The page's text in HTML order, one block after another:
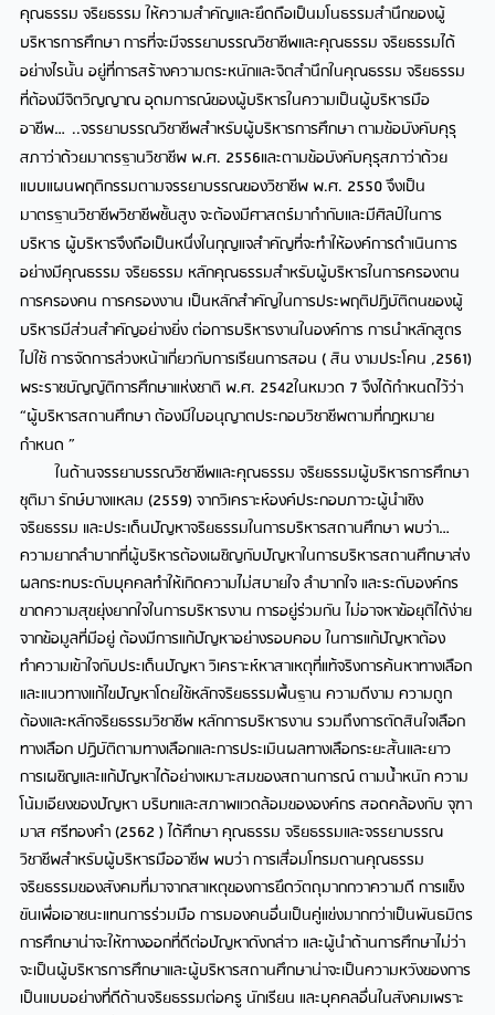
คุณธรรม จริยธรรม ให้ความสำคัญและยึดถือเป็นมโนธรรมสำนึกของผู้
บริหารการศึกษา การที่จะมีจรรยาบรรณวิชาชีพและคุณธรรม จริยธรรมได้
อย่างไรนั้น อยู่ที่การสร้างความตระหนักและจิตสำนึกในคุณธรรม จริยธรรม
ที่ต้องมีจิตวิญญาณ อุดมการณ์ของผู้บริหารในความเป็นผู้บริหารมือ
อาชีพ…..จรรยาบรรณวิชาชีพสำหรับผู้บริหารการศึกษา ตามข้อบังคับคุรุ
สภาว่าด้วยมาตรฐานวิชาชีพ พ.ศ. 2556และตามข้อบังคับคุรุสภาว่าด้วย
แบบแผนพฤติกรรมตามจรรยาบรรณของวิชาชีพ พ.ศ. 2550 จึงเป็น
มาตรฐานวิชาชีพวิชาชีพชั้นสูง จะต้องมีศาสตร์มากำกับและมีศิลป์ในการ
บริหาร ผู้บริหารจึงถือเป็นหนึ่งในกุญแจสำคัญที่จะทำให้องค์การดำเนินการ
อย่างมีคุณธรรม จริยธรรม หลักคุณธรรมสำหรับผู้บริหารในการครองตน
การครองคน การครองงาน เป็นหลักสำคัญในการประพฤติปฏิบัติตนของผู้
บริหารมีส่วนสำคัญอย่างยิ่ง ต่อการบริหารงานในองค์การ การนำหลักสูตร
ไปใช้ การจัดการล่วงหน้าเกี่ยวกับการเรียนการสอน ( สิน งามประโคน ,2561)
พระราชบัญญัติการศึกษาแห่งชาติ พ.ศ. 2542ในหมวด 7 จึงได้กำหนดไว้ว่า
“ผู้บริหารสถานศึกษา ต้องมีใบอนุญาตประกอบวิชาชีพตามที่กฎหมาย
กำหนด ”
ในด้านจรรยาบรรณวิชาชีพและคุณธรรม จริยธรรมผู้บริหารการศึกษา
ชุติมา รักษ์บางแหลม (2559) จากวิเคราะห์องค์ประกอบภาวะผู้นำเชิง
จริยธรรม และประเด็นปัญหาจริยธรรมในการบริหารสถานศึกษา พบว่า…
ความยากลำบากที่ผู้บริหารต้องเผชิญกับปัญหาในการบริหารสถานศึกษาส่ง
ผลกระทบระดับบุคคลทำให้เกิดความไม่สบายใจ ลำบากใจ และระดับองค์กร
ขาดความสุขยุ่งยากใจในการบริหารงาน การอยู่ร่วมกัน ไม่อาจหาข้อยุติได้ง่าย
จากข้อมูลที่มีอยู่ ต้องมีการแก้ปัญหาอย่างรอบคอบ ในการแก้ปัญหาต้อง
ทำความเข้าใจกับประเด็นปัญหา วิเคราะห์หาสาเหตุที่แท้จริงการค้นหาทางเลือก
และแนวทางแก้ไขปัญหาโดยใช้หลักจริยธรรมพื้นฐาน ความดีงาม ความถูก
ต้องและหลักจริยธรรมวิชาชีพ หลักการบริหารงาน รวมถึงการตัดสินใจเลือก
ทางเลือก ปฏิบัติตามทางเลือกและการประเมินผลทางเลือกระยะสั้นและยาว
การเผชิญและแก้ปัญหาได้อย่างเหมาะสมของสถานการณ์ ตามน้ำหนัก ความ
โน้มเอียงของปัญหา บริบทและสภาพแวดล้อมขององค์กร สอดคล้องกับ จุฑา
มาส ศรีทองคำ (2562 ) ได้ศึกษา คุณธรรม จริยธรรมและจรรยาบรรณ
วิชาชีพสำหรับผู้บริหารมืออาชีพ พบว่า การเสื่อมโทรมดานคุณธรรม
จริยธรรมของสังคมที่มาจากสาเหตุของการยึดวัตถุมากกวาความดี การแข็ง
ขันเพื่อเอาชนะแทนการร่วมมือ การมองคนอื่นเป็นคู่แข่งมากกว่าเป็นพันธมิตร
การศึกษาน่าจะให้ทางออกที่ดีต่อปัญหาดังกล่าว และผู้นำด้านการศึกษาไม่ว่า
จะเป็นผู้บริหารการศึกษาและผู้บริหารสถานศึกษาน่าจะเป็นความหวังของการ
เป็นแบบอย่างที่ดีด้านจริยธรรมต่อครู นักเรียน และบุคคลอื่นในสังคมเพราะ